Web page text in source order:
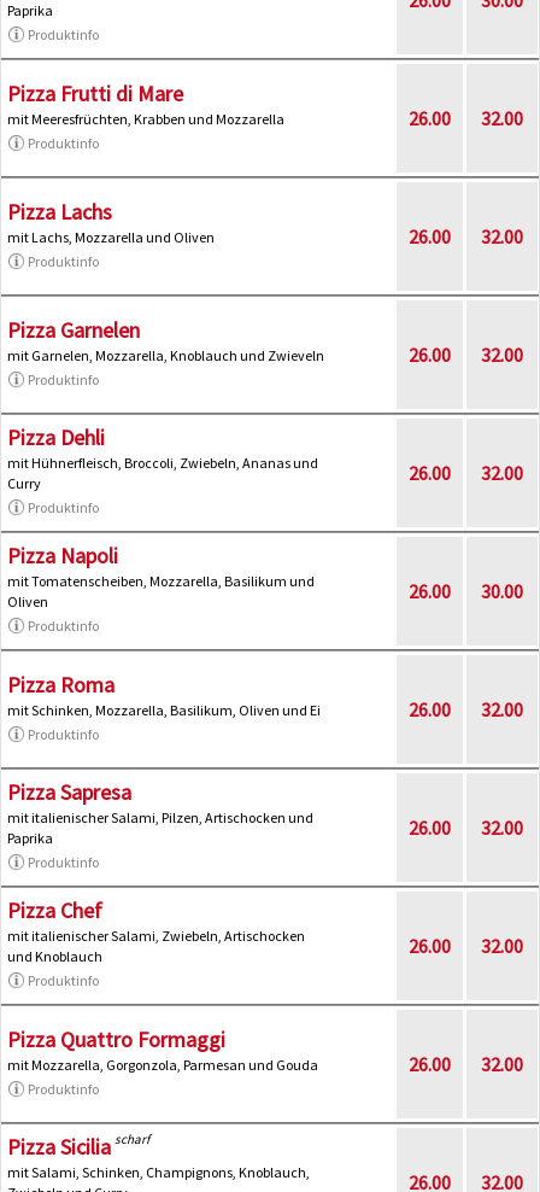
Paprika
Produktinfo
Pizza Frutti di Mare
mit Meeresfrüchten, Krabben und Mozzarella
Produktinfo
26.00 32.00
Pizza Lachs
mit Lachs, Mozzarella und Oliven
Produktinfo
26.00 32.00
Pizza Garnelen
mit Garnelen, Mozzarella, Knoblauch und Zwieveln
Produktinfo
26.00 32.00
Pizza Dehli
mit Hühnerfleisch, Broccoli, Zwiebeln, Ananas und
Curry
Produktinfo
26.00 32.00
Pizza Napoli
mit Tomatenscheiben, Mozzarella, Basilikum und
Oliven
Produktinfo
26.00 30.00
Pizza Roma
mit Schinken, Mozzarella, Basilikum, Oliven und Ei
Produktinfo
26.00 32.00
Pizza Sapresa
mit italienischer Salami, Pilzen, Artischocken und
Paprika
Produktinfo
26.00 32.00
Pizza Chef
mit italienischer Salami, Zwiebeln, Artischocken
und Knoblauch
Produktinfo
26.00 32.00
Pizza Quattro Formaggi
mit Mozzarella, Gorgonzola, Parmesan und Gouda
Produktinfo
26.00 32.00
Pizza Sicilia scharf
mit Salami, Schinken, Champignons, Knoblauch,
26.00 32.00